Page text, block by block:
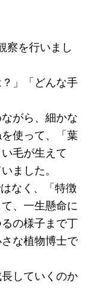
察を行いまし
？」「どんな手
がら、細かな
使って、「葉
毛が生えて
ました。
なく、「特徴
、一生懸命に
の様子まで丁
な植物博士で
していくのか